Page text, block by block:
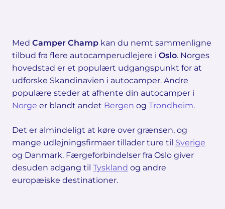
Med Camper Champ kan du nemt sammenligne
tilbud fra flere autocamperudlejere i Oslo. Norges
hovedstad er et populært udgangspunkt for at
udforske Skandinavien i autocamper. Andre
populære steder at afhente din autocamper i
Norge er blandt andet Bergen og Trondheim.
Det er almindeligt at køre over grænsen, og
mange udlejningsfirmaer tillader ture til Sverige
og Danmark. Færgeforbindelser fra Oslo giver
desuden adgang til Tyskland og andre
europæiske destinationer.